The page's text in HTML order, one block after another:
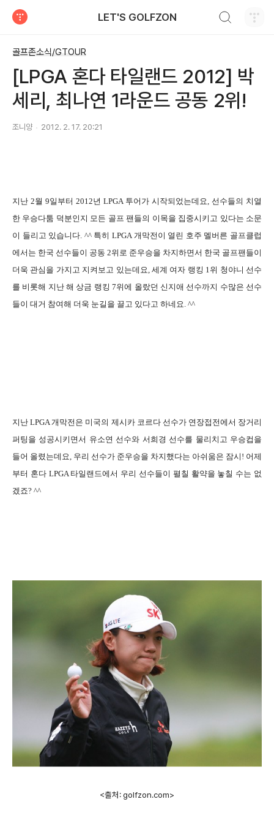
LET'S GOLFZON
골프존소식/GTOUR
[LPGA 혼다 타일랜드 2012] 박
세리, 최나연 1라운드 공동 2위!
조니양 2012. 2. 17. 20:21
지난 2월 9일부터 2012년 LPGA 투어가 시작되었는데요, 선수들의 치열
한 우승다툼 덕분인지 모든 골프 팬들의 이목을 집중시키고 있다는 소문
이 들리고 있습니다. ^^ 특히 LPGA 개막전이 열린 호주 멜버른 골프클럽
에서는 한국 선수들이 공동 2위로 준우승을 차지하면서 한국 골프팬들이
더욱 관심을 가지고 지켜보고 있는데요, 세계 여자 랭킹 1위 청야니 선수
를 비롯해 지난 해 상금 랭킹 7위에 올랐던 신지애 선수까지 수많은 선수
들이 대거 참여해 더욱 눈길을 끌고 있다고 하네요. ^^
지난 LPGA 개막전은 미국의 제시카 코르다 선수가 연장접전에서 장거리
퍼팅을 성공시키면서 유소연 선수와 서희경 선수를 물리치고 우승컵을
들어 올렸는데요, 우리 선수가 준우승을 차지했다는 아쉬움은 잠시! 어제
부터 혼다 LPGA 타일랜드에서 우리 선수들이 펼칠 활약을 놓칠 수는 없
겠죠? ^^
<출처: golfzon.com>